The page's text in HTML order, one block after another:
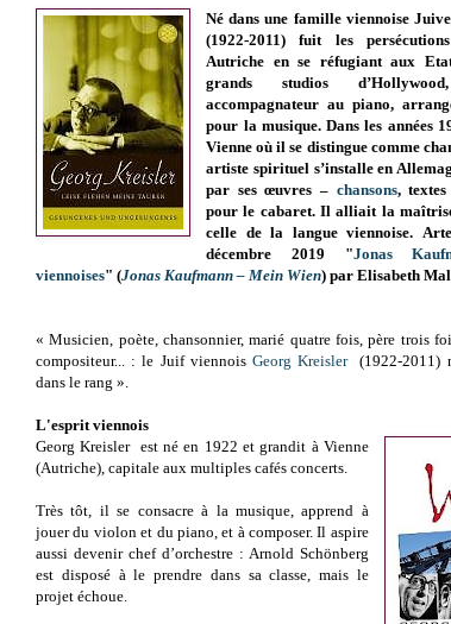
Né dans une famille viennoise
(1922-2011) fuit les
Autriche en se réfugiant aux
grands studios
accompagnateur au piano,
pour la musique. Dans les années
Vienne où il se distingue comme
artiste spirituel s’installe en
par ses œuvres – chansons,
pour le cabaret. Il alliait la
celle de la langue viennoise.
décembre 2019 "Jonas
viennoises" (Jonas Kaufmann – Mein Wien) par Elisabeth
« Musicien, poète, chansonnier, marié quatre fois, père trois
compositeur... : le Juif viennois Georg Kreisler(1922-2011)
dans le rang ».
L'esprit viennois
Georg Kreisler est né en 1922 et grandit à Vienne
(Autriche), capitale aux multiples cafés concerts.
Très tôt, il se consacre à la musique, apprend à
jouer du violon et du piano, et à composer. Il aspire
aussi devenir chef d’orchestre : Arnold Schönberg
est disposé à le prendre dans sa classe, mais le
projet échoue.